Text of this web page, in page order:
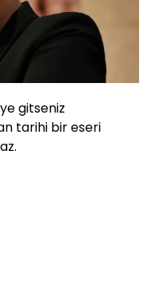
gitseniz
tarihi bir eseri